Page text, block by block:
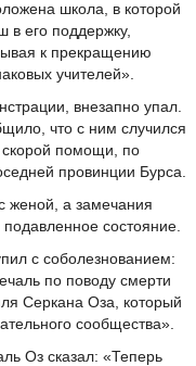
школа, в которой
в его поддержку,
к прекращению
учителей».
внезапно упал.
что с ним случился
помощи, по
провинции Бурса.
женой, а замечания
состояние.
с соболезнованием:
по поводу смерти
Серкана Оза, который
сообщества».
Оз сказал: «Теперь